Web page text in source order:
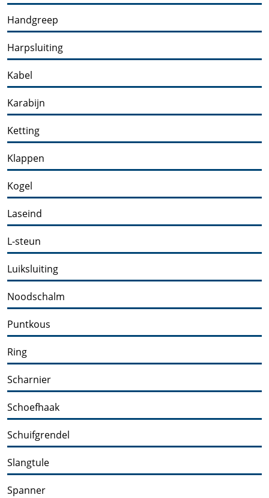
Handgreep
Harpsluiting
Kabel
Karabijn
Ketting
Klappen
Kogel
Laseind
L-steun
Luiksluiting
Noodschalm
Puntkous
Ring
Scharnier
Schoefhaak
Schuifgrendel
Slangtule
Spanner